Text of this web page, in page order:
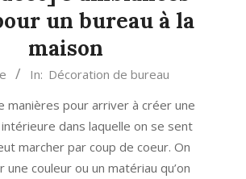
un bureau à la
maison
In: Décoration de bureau
manières pour arriver à créer une
dans laquelle on se sent
marcher par coup de coeur. On
une couleur ou un matériau qu’on